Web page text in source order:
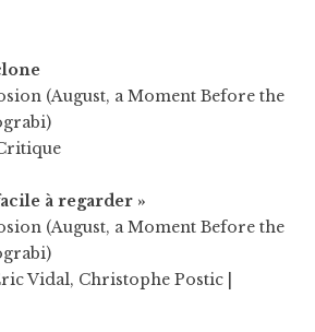
(August, a Moment Before the
à regarder »
(August, a Moment Before the
Vidal, Christophe Postic